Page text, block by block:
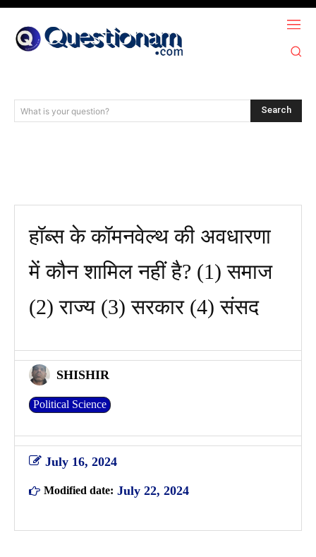
What is your question? Search
हॉब्स के कॉमनवेल्थ की अवधारणा
में कौन शामिल नहीं है? (1) समाज
(2) राज्य (3) सरकार (4) संसद
SHISHIR
Political Science
July 16, 2024
Modified date: July 22, 2024